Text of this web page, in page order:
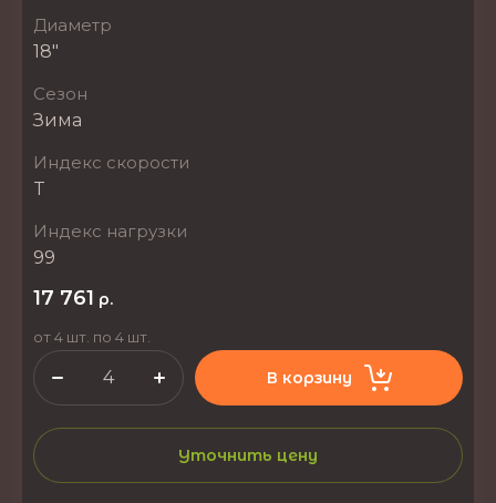
Диаметр
18"
Сезон
Зима
Индекс скорости
T
Индекс нагрузки
99
17 761 р.
от 4 шт. по 4 шт.
В корзину
Уточнить цену